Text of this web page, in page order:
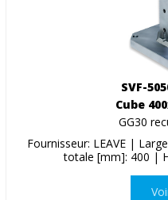
SVF-
Cube
GG30
Fournisseur: LEAVE |
totale [mm]: 400 |